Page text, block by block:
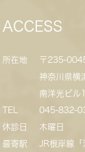
ACCESS
所在地
〒235-
神奈川県横
南洋光ビル
TEL
045-832-
休診日
木曜日
最寄駅
JR根岸線